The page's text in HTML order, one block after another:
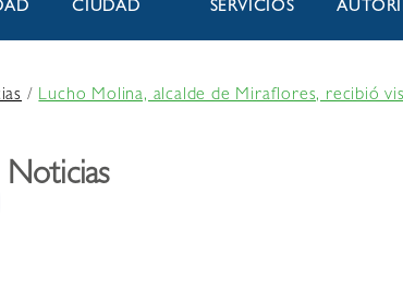
CIUDAD SERVICIOS
/Lucho Molina, alcalde de Miraflores, recibió
Noticias